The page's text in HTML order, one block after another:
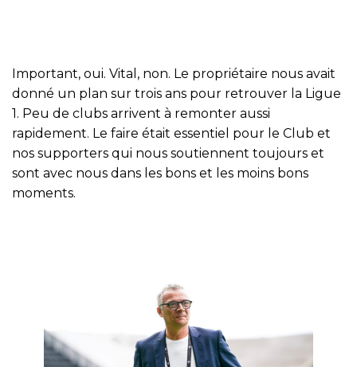
Important, oui. Vital, non. Le propriétaire nous avait
donné un plan sur trois ans pour retrouver la Ligue
1. Peu de clubs arrivent à remonter aussi
rapidement. Le faire était essentiel pour le Club et
nos supporters qui nous soutiennent toujours et
sont avec nous dans les bons et les moins bons
moments.